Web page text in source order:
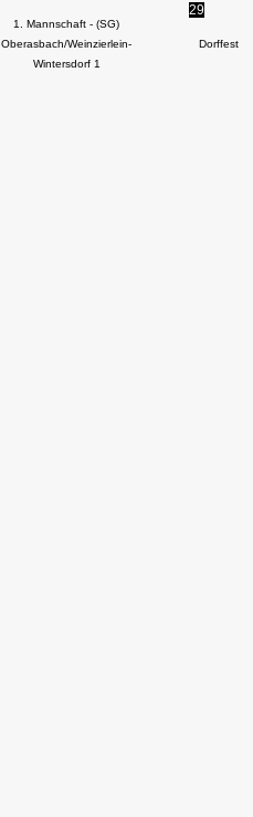
1. Mannschaft - (SG)
Oberasbach/Weinzierlein-
Wintersdorf 1
29
Dorffest